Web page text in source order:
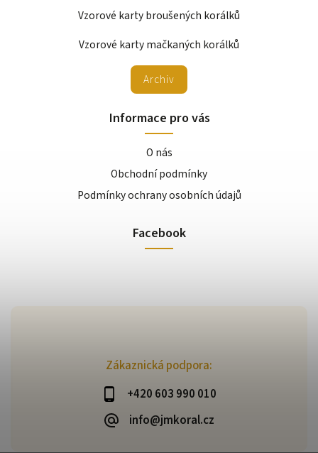
Zákaznická podpora:
+420 603 990 010
info@jmkoral.cz
Vzorové karty broušených korálků
Vzorové karty mačkaných korálků
Archiv
Informace pro vás
O nás
Obchodní podmínky
Podmínky ochrany osobních údajů
Facebook